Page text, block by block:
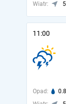
Wiatr:
11:00
Opad: